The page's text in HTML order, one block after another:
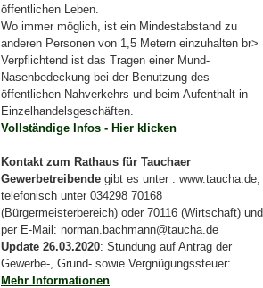
öffentlichen Leben.
Wo immer möglich, ist ein Mindestabstand zu
anderen Personen von 1,5 Metern einzuhalten br>
Verpflichtend ist das Tragen einer Mund-
Nasenbedeckung bei der Benutzung des
öffentlichen Nahverkehrs und beim Aufenthalt in
Einzelhandelsgeschäften.
Vollständige Infos - Hier klicken
Kontakt zum Rathaus für Tauchaer
Gewerbetreibende gibt es unter : www.taucha.de,
telefonisch unter 034298 70168
(Bürgermeisterbereich) oder 70116 (Wirtschaft) und
per E-Mail: norman.bachmann@taucha.de
Update 26.03.2020: Stundung auf Antrag der
Gewerbe-, Grund- sowie Vergnügungssteuer:
Mehr Informationen